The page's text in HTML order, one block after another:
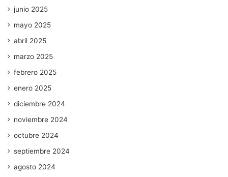
junio 2025
mayo 2025
abril 2025
marzo 2025
febrero 2025
enero 2025
diciembre 2024
noviembre 2024
octubre 2024
septiembre 2024
agosto 2024